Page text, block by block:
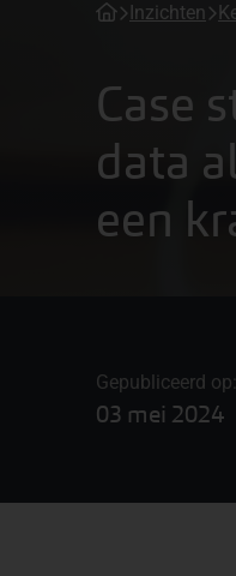
Inzichten
Case
data
een
Gepubliceerd op:
03 mei 2024